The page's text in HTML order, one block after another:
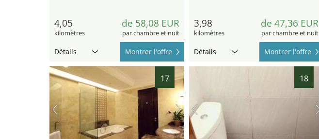
4,05
kilomètres
de 58,08 EUR
par chambre et nuit
Détails Montrer l'offre
3,98
kilomètres
de 47,36 EUR
par chambre et nuit
Détails Montrer l'offre
17 18